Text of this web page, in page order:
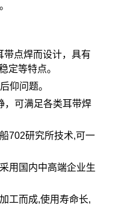
带点焊而设计，具有
定等特点。
仰问题。
，可满足各类耳带焊
702研究所技术,可一
用国内中高端企业生
工而成,使用寿命长,